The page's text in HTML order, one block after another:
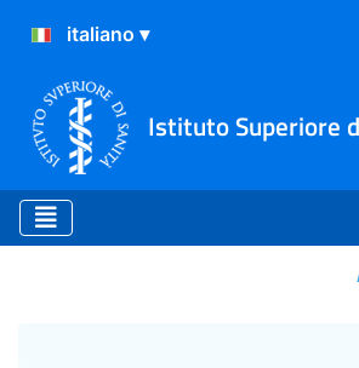
Istituto Superiore